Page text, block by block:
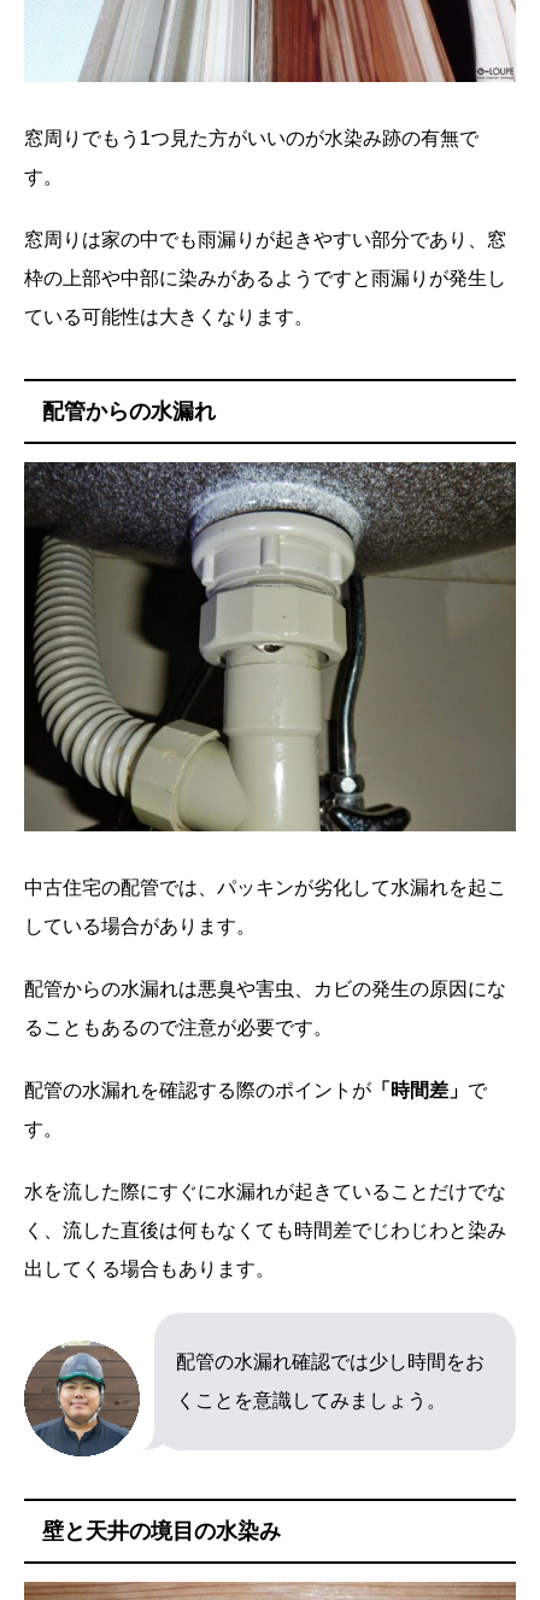
窓周りでもう1つ見た方がいいのが水染み跡の有無で
す。
窓周りは家の中でも雨漏りが起きやすい部分であり、窓
枠の上部や中部に染みがあるようですと雨漏りが発生し
ている可能性は大きくなります。
配管からの水漏れ
中古住宅の配管では、パッキンが劣化して水漏れを起こ
している場合があります。
配管からの水漏れは悪臭や害虫、カビの発生の原因にな
ることもあるので注意が必要です。
配管の水漏れを確認する際のポイントが 「時間差」 で
す。
水を流した際にすぐに水漏れが起きていることだけでな
く、流した直後は何もなくても時間差でじわじわと染み
出してくる場合もあります。
配管の水漏れ確認では少し時間をお
くことを意識してみましょう。
壁と天井の境目の水染み